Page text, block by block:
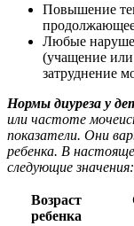
Повышение
Любые
(учащение или
затруднение
Нормы диуреза у
или частоте
показатели. Они
ребенка. В
следующие значения:
Возраст
ребенка